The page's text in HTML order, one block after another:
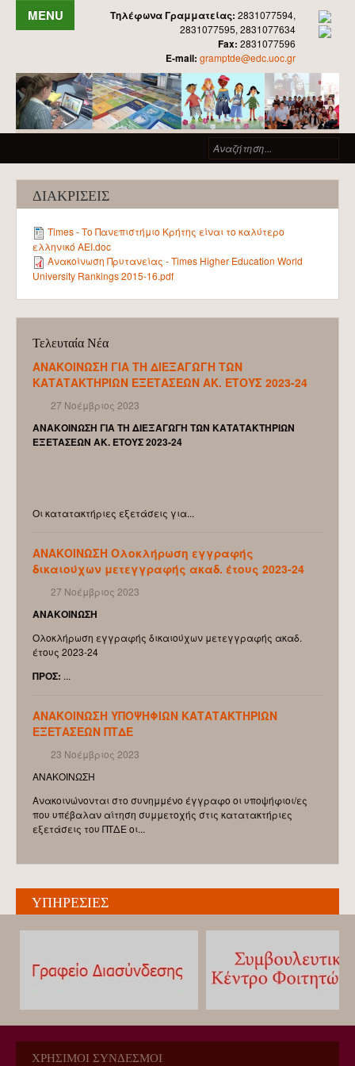
Τηλέφωνα Γραμματείας: 2831077594,
2831077595, 2831077634
Fax: 2831077596
E-mail: gramptde@edc.uoc.gr
ΤΟ ΤΜΗΜΑ
ΙΣΤΟΡΙΚΟ
ΤΟΜΕΙΣ
ΠΡΟΣΩΠΙΚΟ ΤΟΜΕΩΝ
ΓΡΑΜΜΑΤΕΙΑ
ΕΝΤΥΠΑ
ΕΚΛΟΓΕΣ ΔΕΠ
ΧΩΡΟΙ - ΕΓΚΑΤΑΣΤΑΣΕΙΣ - ΥΠΟΔΟΜΕΣ
Η ΖΩΗ ΣΤΟ ΠΤΔΕ
ΣΥΛΛΟΓΟΣ ΠΡΟΠΤΥΧΙΑΚΩΝ ΦΟΙΤΗΤΩΝ
ΠΟΛΙΤΙΣΤΙΚΕΣ ΟΜΑΔΕΣ
Η ΠΟΛΗ ΤΟΥ ΡΕΘΥΜΝΟΥ
ΠΡΟΣΒΑΣΗ - ΜΕΤΑΚΙΝΗΣΗ
ΈΚΘΕΣΗ ΕΞΩΤΕΡΙΚΗΣ ΑΞΙΟΛΟΓΗΣΗΣ ΠΤΔΕ 2013
ΠΟΛΙΤΙΚΗ ΠΟΙΟΤΗΤΑΣ ΤΟΥ Π.Τ.Δ.Ε
ΔΕΠ
ΜΗΤΡΩΟ ΑΞΙΟΛΟΓΗΤΩΝ
ΕΠΙΣΚΕΠΤΕΣ ΚΑΘΗΓΗΤΕΣ
Ε.Ε.Π.
Π.Δ. 407
Φόρμα αναζήτησης
ΔΙΑΚΡΙΣΕΙΣ
Times - Το Πανεπιστήμιο Κρήτης είναι το καλύτερο
ελληνικό ΑΕΙ.doc
Ανακοίνωση Πρυτανείας - Times Higher Education World
University Rankings 2015-16.pdf
Τελευταία Νέα
ΑΝΑΚΟΙΝΩΣΗ ΓΙΑ ΤΗ ΔΙΕΞΑΓΩΓΗ ΤΩΝ
ΚΑΤΑΤΑΚΤΗΡΙΩΝ ΕΞΕΤΑΣΕΩΝ ΑΚ. ΕΤΟΥΣ 2023-24
27 Νοέμβριος 2023
ΑΝΑΚΟΙΝΩΣΗ ΓΙΑ ΤΗ ΔΙΕΞΑΓΩΓΗ ΤΩΝ ΚΑΤΑΤΑΚΤΗΡΙΩΝ
ΕΞΕΤΑΣΕΩΝ ΑΚ. ΕΤΟΥΣ 2023-24
Οι κατατακτήριες εξετάσεις για...
ΑΝΑΚΟΙΝΩΣΗ Ολοκλήρωση εγγραφής
δικαιούχων μετεγγραφής ακαδ. έτους 2023-24
27 Νοέμβριος 2023
ΑΝΑΚΟΙΝΩΣΗ
Ολοκλήρωση εγγραφής δικαιούχων μετεγγραφής ακαδ.
έτους 2023-24
ΠΡΟΣ: ...
ΑΝΑΚΟΙΝΩΣΗ ΥΠΟΨΗΦΙΩΝ ΚΑΤΑΤΑΚΤΗΡΙΩΝ
ΕΞΕΤΑΣΕΩΝ ΠΤΔΕ
23 Νοέμβριος 2023
ΑΝΑΚΟΙΝΩΣΗ
Ανακοινώνονται στο συνημμένο έγγραφο οι υποψήφιοι/ες
που υπέβαλαν αίτηση συμμετοχής στις κατατακτήριες
εξετάσεις του ΠΤΔΕ οι...
ΥΠΗΡΕΣΙΕΣ
ΧΡΗΣΙΜΟΙ ΣΥΝΔΕΣΜΟΙ